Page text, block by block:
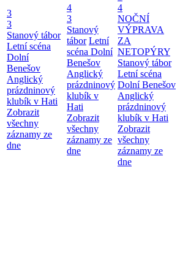
3
3
Stanový tábor
Letní scéna
Dolní
Benešov
Anglický
prázdninový
klubík v Hati
Zobrazit
všechny
záznamy ze
dne
4
3
Stanový
tábor Letní
scéna Dolní
Benešov
Anglický
prázdninový
klubík v
Hati
Zobrazit
všechny
záznamy ze
dne
4
NOČNÍ
VÝPRAVA
ZA
NETOPÝRY
Stanový tábor
Letní scéna
Dolní Benešov
Anglický
prázdninový
klubík v Hati
Zobrazit
všechny
záznamy ze
dne